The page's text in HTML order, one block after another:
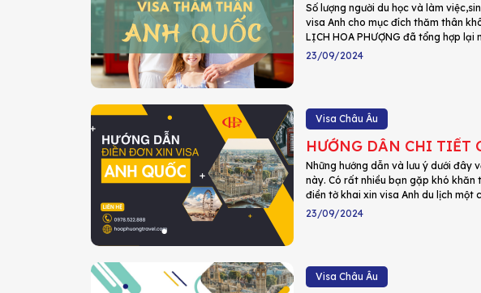
Số lượng người du học và làm
visa Anh cho mục đích thăm thân
LỊCH HOA PHƯỢNG đã tổng hợp
23/09/2024
Visa Châu Âu
HƯỚNG DẪN CHI
Những hướng dẫn và lưu ý dưới đây
này. Có rất nhiều bạn gặp khó
điền tờ khai xin visa Anh du lịch một
23/09/2024
Visa Châu Âu